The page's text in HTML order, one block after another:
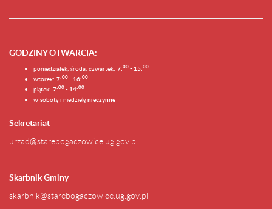
GODZINY OTWARCIA:
poniedziałek, środa, czwartek: 7:00 - 15:00
wtorek: 7:00 - 16:00
piątek: 7:00 - 14:00
w sobotę i niedzielę nieczynne
Sekretariat
urzad@starebogaczowice.ug.gov.pl
Skarbnik Gminy
skarbnik@starebogaczowice.ug.gov.pl